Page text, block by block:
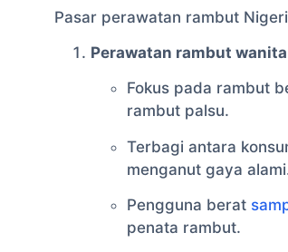
Pasar perawatan rambut
Perawatan rambut
Fokus pada rambut
rambut palsu.
Terbagi antara
menganut gaya
Pengguna berat
penata rambut.